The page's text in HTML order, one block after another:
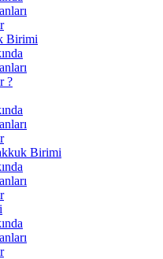
Birimi
?
Birimi